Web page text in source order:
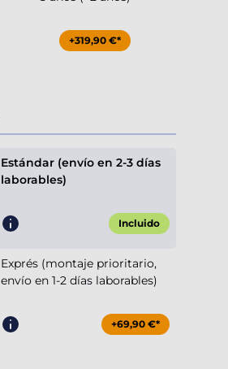
+319,90 €*
Estándar (envío en 2-3 días
laborables)
Incluido
Exprés (montaje prioritario,
envío en 1-2 días laborables)
+69,90 €*